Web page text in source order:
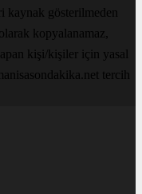
kaynak gösterilmeden
kopyalanamaz,
kişi/kişiler için yasal
tercih